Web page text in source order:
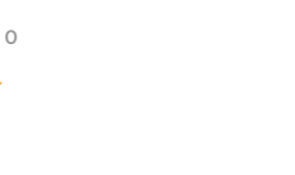
0